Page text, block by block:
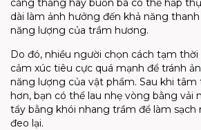
căng thẳng hay buồn bã có thể hấp
dài làm ảnh hưởng đến khả năng
năng lượng của trầm hương.
Do đó, nhiều người chọn cách tạm
cảm xúc tiêu cực quá mạnh để tránh
năng lượng của vật phẩm. Sau khi tâm
hơn, bạn có thể lau nhẹ vòng bằng vải
tẩy bằng khói nhang trầm để làm sạch
đeo lại.